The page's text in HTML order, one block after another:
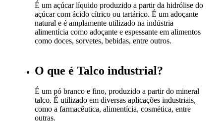
É um açúcar líquido produzido a partir da hidrólise do
açúcar com ácido cítrico ou tartárico. É um adoçante
natural e é amplamente utilizado na indústria
alimentícia como adoçante e espessante em alimentos
como doces, sorvetes, bebidas, entre outros.
O que é Talco industrial?
É um pó branco e fino, produzido a partir do mineral
talco. É utilizado em diversas aplicações industriais,
como a farmacêutica, alimentícia, cosmética, entre
outras.